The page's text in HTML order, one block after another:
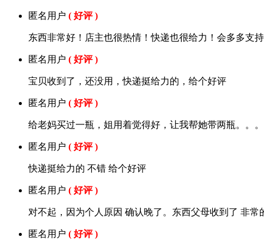
匿名用户 ( 好评 )
东西非常好！店主也很热情！快递也很给力！会多多支
匿名用户 ( 好评 )
宝贝收到了，还没用，快递挺给力的，给个好评
匿名用户 ( 好评 )
给老妈买过一瓶，姐用着觉得好，让我帮她带两瓶。。。
匿名用户 ( 好评 )
快递挺给力的 不错 给个好评
匿名用户 ( 好评 )
对不起，因为个人原因 确认晚了。东西父母收到了 非常
匿名用户 ( 好评 )